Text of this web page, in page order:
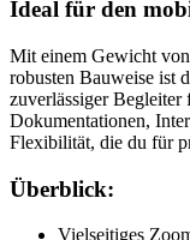
Ideal für den
Mit einem Gewicht
robusten Bauweise ist
zuverlässiger
Dokumentationen,
Flexibilität, die du für
Überblick:
Vielseitiges